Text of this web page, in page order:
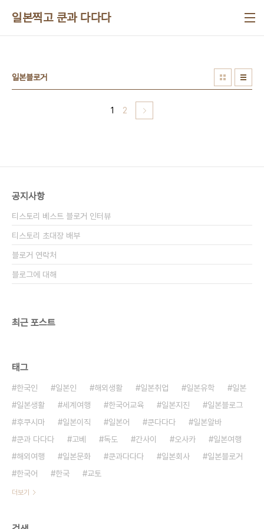
일본찍고 쿤과 다다다
일본블로거
1 2
공지사항
티스토리 베스트 블로거 인터뷰
티스토리 초대장 배부
블로거 연락처
블로그에 대해
최근 포스트
태그
한국인 일본인 해외생활 일본취업 일본유학
일본
일본생활
세계여행 한국어교육 일본지진
일본블로그
후쿠시마
일본이직 일본어 쿤다다다
일본알바
쿤과 다다다
고베 독도 간사이 오사카
일본여행
해외여행
일본문화 쿤과다다다 일본회사
일본블로거
한국어
한국 교토
더보기